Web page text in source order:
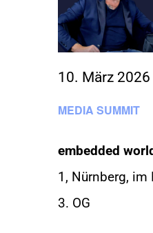
MEDIA SUMMIT
10. März
embedded
1, Nürnberg, im
3. OG